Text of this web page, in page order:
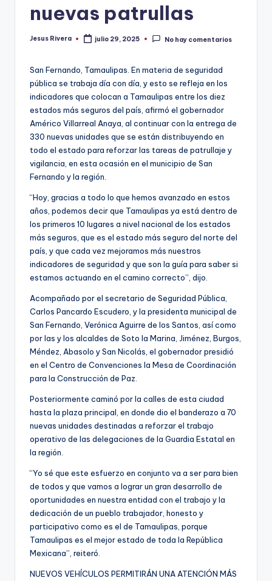
nuevas patrullas
Publicado
Jesus Rivera julio 29, 2025 No hay comentarios
San Fernando, Tamaulipas. En materia de seguridad
pública se trabaja día con día, y esto se refleja en los
indicadores que colocan a Tamaulipas entre los diez
estados más seguros del país, afirmó el gobernador
Américo Villarreal Anaya, al continuar con la entrega de
330 nuevas unidades que se están distribuyendo en
todo el estado para reforzar las tareas de patrullaje y
vigilancia, en esta ocasión en el municipio de San
Fernando y la región.
“Hoy, gracias a todo lo que hemos avanzado en estos
años, podemos decir que Tamaulipas ya está dentro de
los primeros 10 lugares a nivel nacional de los estados
más seguros, que es el estado más seguro del norte del
país, y que cada vez mejoramos más nuestros
indicadores de seguridad y que son la guía para saber si
estamos actuando en el camino correcto”, dijo.
Acompañado por el secretario de Seguridad Pública,
Carlos Pancardo Escudero, y la presidenta municipal de
San Fernando, Verónica Aguirre de los Santos, así como
por las y los alcaldes de Soto la Marina, Jiménez, Burgos,
Méndez, Abasolo y San Nicolás, el gobernador presidió
en el Centro de Convenciones la Mesa de Coordinación
para la Construcción de Paz.
Posteriormente caminó por la calles de esta ciudad
hasta la plaza principal, en donde dio el banderazo a 70
nuevas unidades destinadas a reforzar el trabajo
operativo de las delegaciones de la Guardia Estatal en
la región.
“Yo sé que este esfuerzo en conjunto va a ser para bien
de todos y que vamos a lograr un gran desarrollo de
oportunidades en nuestra entidad con el trabajo y la
dedicación de un pueblo trabajador, honesto y
participativo como es el de Tamaulipas, porque
Tamaulipas es el mejor estado de toda la República
Mexicana”, reiteró.
NUEVOS VEHÍCULOS PERMITIRÁN UNA ATENCIÓN MÁS